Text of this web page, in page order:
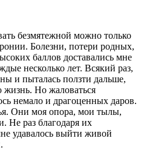
безмятежной можно только
Болезни, потери родных,
баллов доставались мне
несколько лет. Всякий раз,
и пыталась ползти дальше,
жизнь. Но жаловаться
немало и драгоценных даров.
Они моя опора, мои тылы,
Не раз благодаря их
удавалось выйти живой